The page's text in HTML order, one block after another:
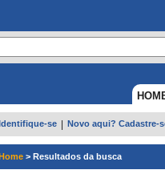
se Novo aqui? Cadastre-
> Resultados da busca